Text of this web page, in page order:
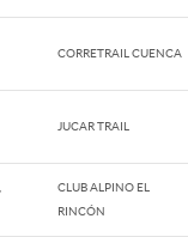
CORRETRAIL CUENCA
JUCAR TRAIL
CLUB ALPINO EL
RINCÓN